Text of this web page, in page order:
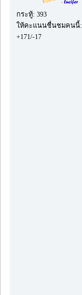
กระทู้: 393
ให้คะแนนชื่นชมคนนี้:
+171/-17